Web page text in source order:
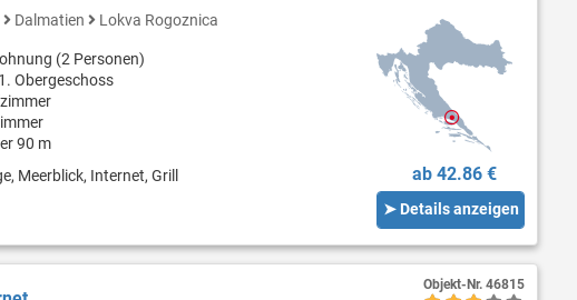
Dalmatien Lokva Rogoznica
(2 Personen)
Obergeschoss
90 m
Meerblick, Internet, Grill
ab 42.86 €
➤ Details anzeigen
Objekt-Nr. 46815